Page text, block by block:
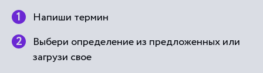
Напиши термин
Выбери определение из предложенных или
загрузи свое